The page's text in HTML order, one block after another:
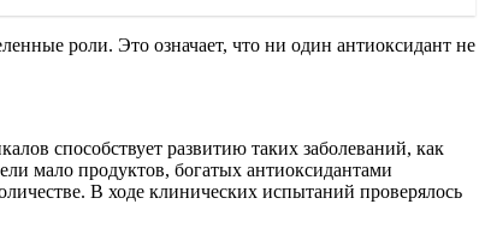
роли. Это означает, что ни один антиоксидант не
способствует развитию таких заболеваний, как
мало продуктов, богатых антиоксидантами
В ходе клинических испытаний проверялось